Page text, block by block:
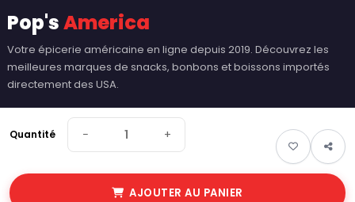
Quantité − +
AJOUTER AU PANIER
Pop'sAmerica
Votre épicerie américaine en ligne depuis 2019. Découvrez les
meilleures marques de snacks, bonbons et boissons importés
directement des USA.